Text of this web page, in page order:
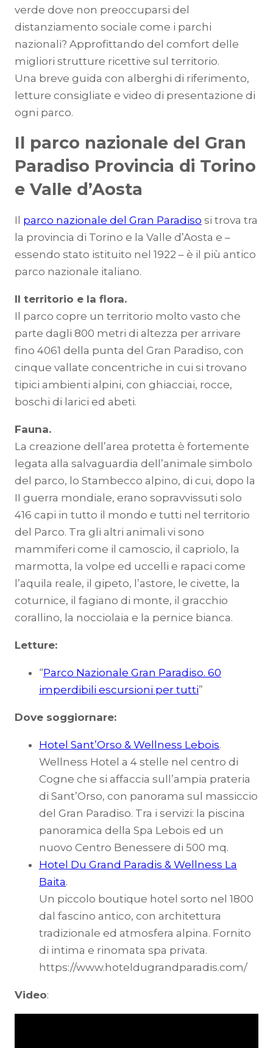
verde dove non preoccuparsi del
distanziamento sociale come i parchi
nazionali? Approfittando del comfort delle
migliori strutture ricettive sul territorio.
Una breve guida con alberghi di riferimento,
letture consigliate e video di presentazione di
ogni parco.
Il parco nazionale del Gran
Paradiso Provincia di Torino
e Valle d’Aosta
Il parco nazionale del Gran Paradiso si trova tra
la provincia di Torino e la Valle d’Aosta e –
essendo stato istituito nel 1922 – è il più antico
parco nazionale italiano.
Il territorio e la flora.
Il parco copre un territorio molto vasto che
parte dagli 800 metri di altezza per arrivare
fino 4061 della punta del Gran Paradiso, con
cinque vallate concentriche in cui si trovano
tipici ambienti alpini, con ghiacciai, rocce,
boschi di larici ed abeti.
Fauna.
La creazione dell’area protetta è fortemente
legata alla salvaguardia dell’animale simbolo
del parco, lo Stambecco alpino, di cui, dopo la
II guerra mondiale, erano sopravvissuti solo
416 capi in tutto il mondo e tutti nel territorio
del Parco. Tra gli altri animali vi sono
mammiferi come il camoscio, il capriolo, la
marmotta, la volpe ed uccelli e rapaci come
l’aquila reale, il gipeto, l’astore, le civette, la
coturnice, il fagiano di monte, il gracchio
corallino, la nocciolaia e la pernice bianca.
Letture:
“Parco Nazionale Gran Paradiso. 60
imperdibili escursioni per tutti”
Dove soggiornare:
Hotel Sant’Orso & Wellness Lebois.
Wellness Hotel a 4 stelle nel centro di
Cogne che si affaccia sull’ampia prateria
di Sant’Orso, con panorama sul massiccio
del Gran Paradiso. Tra i servizi: la piscina
panoramica della Spa Lebois ed un
nuovo Centro Benessere di 500 mq.
Hotel Du Grand Paradis & Wellness La
Baita.
Un piccolo boutique hotel sorto nel 1800
dal fascino antico, con architettura
tradizionale ed atmosfera alpina. Fornito
di intima e rinomata spa privata.
https://www.hoteldugrandparadis.com/
Video: